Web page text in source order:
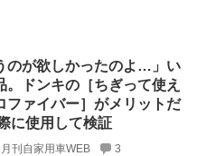
のが欲しかったのよ…」い
。ドンキの［ちぎって使え
ファイバー］がメリットだ
に使用して検証
月刊自家用車WEB 3